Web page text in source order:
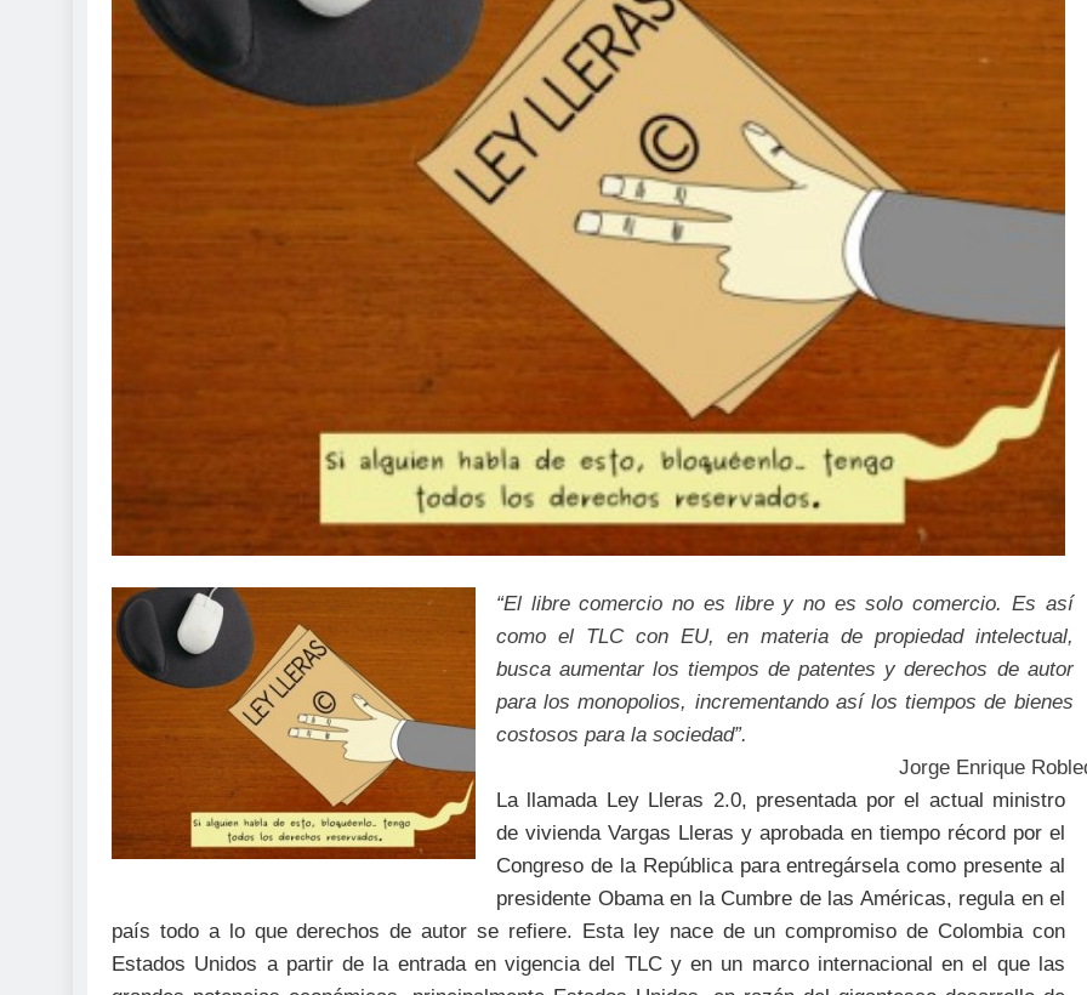
“El libre comercio no es libre y no es solo comercio. Es así
como el TLC con EU, en materia de propiedad intelectual,
busca aumentar los tiempos de patentes y derechos de autor
para los monopolios, incrementando así los tiempos de bienes
costosos para la sociedad”.
Jorge Enrique
La llamada Ley Lleras 2.0, presentada por el actual ministro
de vivienda Vargas Lleras y aprobada en tiempo récord por el
Congreso de la República para entregársela como presente al
presidente Obama en la Cumbre de las Américas, regula en el
país todo a lo que derechos de autor se refiere. Esta ley nace de un compromiso de Colombia con
Estados Unidos a partir de la entrada en vigencia del TLC y en un marco internacional en el que las